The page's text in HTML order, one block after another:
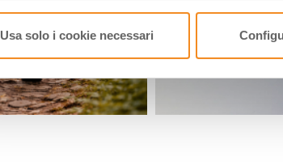
Usa solo i cookie necessari